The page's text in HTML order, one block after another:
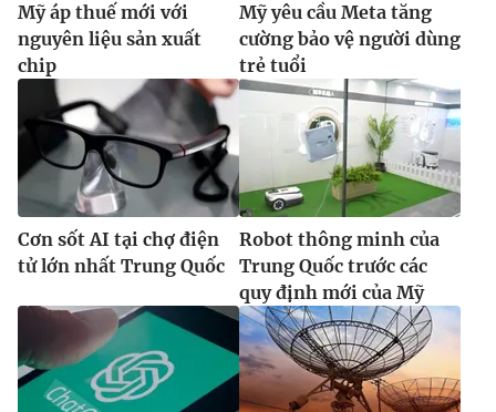
Mỹ áp thuế mới với
nguyên liệu sản xuất
chip
Mỹ yêu cầu Meta tăng
cường bảo vệ người dùng
trẻ tuổi
Cơn sốt AI tại chợ điện
tử lớn nhất Trung Quốc
Robot thông minh của
Trung Quốc trước các
quy định mới của Mỹ